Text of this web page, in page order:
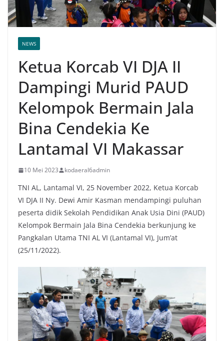
NEWS
Ketua Korcab VI DJA II
Dampingi Murid PAUD
Kelompok Bermain Jala
Bina Cendekia Ke
Lantamal VI Makassar
10 Mei 2023 kodaeral6admin
TNI AL, Lantamal VI, 25 November 2022, Ketua Korcab
VI DJA II Ny. Dewi Amir Kasman mendampingi puluhan
peserta didik Sekolah Pendidikan Anak Usia Dini (PAUD)
Kelompok Bermain Jala Bina Cendekia berkunjung ke
Pangkalan Utama TNI AL VI (Lantamal VI), Jum’at
(25/11/2022).